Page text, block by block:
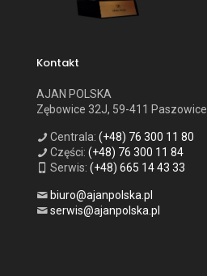
Kontakt
AJAN POLSKA
Zębowice 32J, 59-411 Paszowice
Centrala: (+48) 76 300 11 80
Części: (+48) 76 300 11 84
Serwis: (+48) 665 14 43 33
biuro@ajanpolska.pl
serwis@ajanpolska.pl